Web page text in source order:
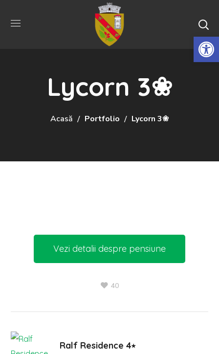
Lycorn 3❀
Acasă Portfolio Lycorn 3❀
Vezi detalii despre pensiune
40
Ralf Residence 4⭒